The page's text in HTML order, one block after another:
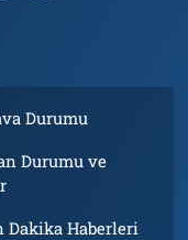
Durumu
Durumu ve
Dakika Haberleri